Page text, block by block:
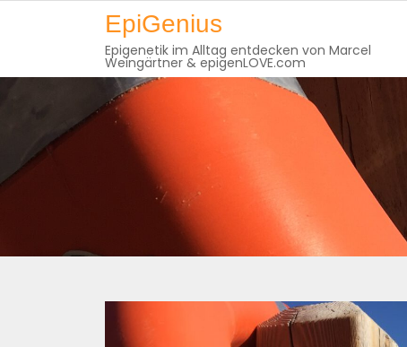
EpiGenius
Epigenetik im Alltag entdecken von Marcel
Weingärtner & epigenLOVE.com